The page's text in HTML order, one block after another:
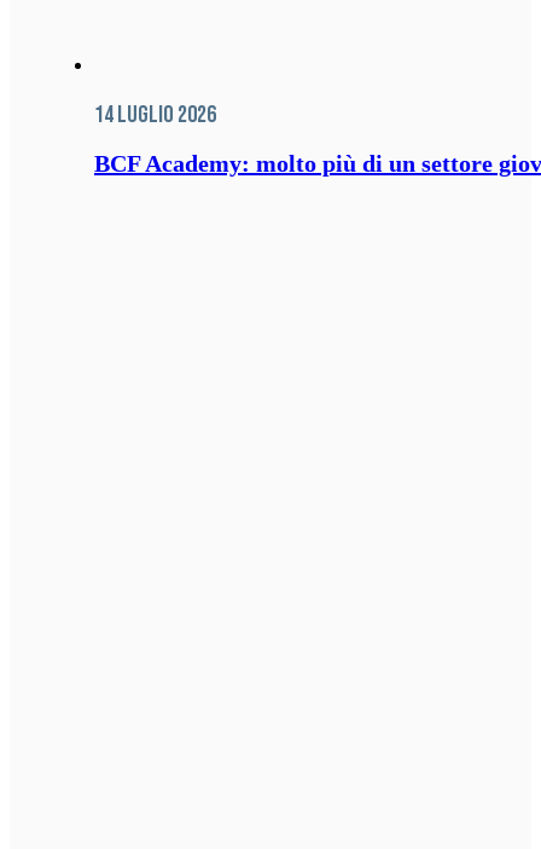
14 Luglio 2026
BCF Academy: molto più di un settore